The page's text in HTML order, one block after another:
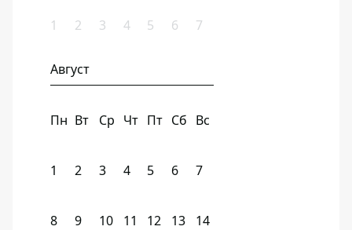
1 2 3 4 5 6 7
Август
Пн Вт Ср Чт Пт Сб Вс
1 2 3 4 5 6 7
8 9 10 11 12 13 14